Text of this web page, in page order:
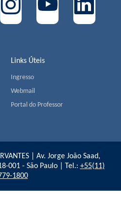
Links Úteis
Ingresso
Webmail
Portal do Professor
| Av. Jorge João Saad,
001 - São Paulo | Tel.: +55(11)
1800